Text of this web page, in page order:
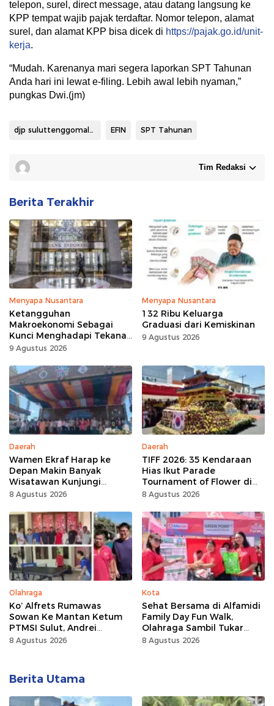
telepon, surel, direct message, atau datang langsung ke
KPP tempat wajib pajak terdaftar. Nomor telepon, alamat
surel, dan alamat KPP bisa dicek di https://pajak.go.id/unit-
kerja.
“Mudah. Karenanya mari segera laporkan SPT Tahunan
Anda hari ini lewat e-filing. Lebih awal lebih nyaman,”
pungkas Dwi.(jm)
djp suluttenggomalut EFIN SPT Tahunan
Tim Redaksi
Berita Terakhir
Menyapa Nusantara
Ketangguhan
Makroekonomi Sebagai
Kunci Menghadapi Tekanan
Daya Beli
9 Agustus 2026
Menyapa Nusantara
132 Ribu Keluarga
Graduasi dari Kemiskinan
9 Agustus 2026
Daerah
Wamen Ekraf Harap ke
Depan Makin Banyak
Wisatawan Kunjungi
Tomohon
8 Agustus 2026
Daerah
TIFF 2026: 35 Kendaraan
Hias Ikut Parade
Tournament of Flower di
Tomohon
8 Agustus 2026
Olahraga
Ko’ Alfrets Rumawas
Sowan Ke Mantan Ketum
PTMSI Sulut, Andrei
Angouw
8 Agustus 2026
Kota
Sehat Bersama di Alfamidi
Family Day Fun Walk,
Olahraga Sambil Tukar
Sampah Demi Jaga Bumi
8 Agustus 2026
Berita Utama